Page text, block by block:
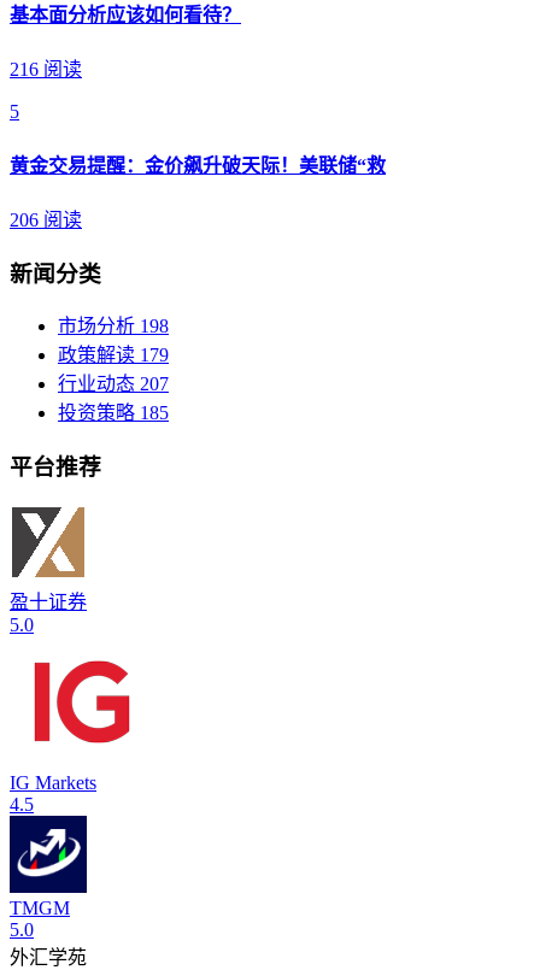
基本面分析应该如何看待？
216 阅读
5
黄金交易提醒：金价飙升破天际！美联储“救
206 阅读
新闻分类
市场分析 198
政策解读 179
行业动态 207
投资策略 185
平台推荐
盈十证券
5.0
IG Markets
4.5
TMGM
5.0
外汇学苑